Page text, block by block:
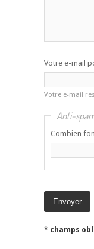
Votre e-mail
Votre e-mail
Anti-
Combien
* champs